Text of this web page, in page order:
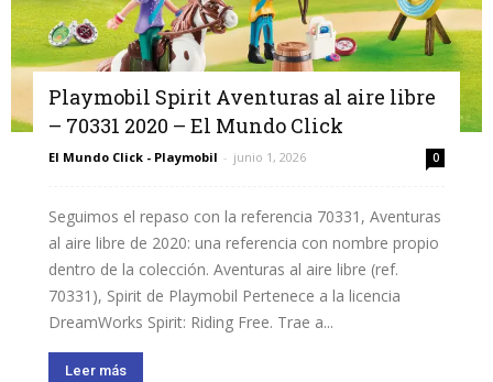
Playmobil Spirit Aventuras al aire libre
– 70331 2020 – El Mundo Click
El Mundo Click - Playmobil - junio 1, 2026 0
Seguimos el repaso con la referencia 70331, Aventuras
al aire libre de 2020: una referencia con nombre propio
dentro de la colección. Aventuras al aire libre (ref.
70331), Spirit de Playmobil Pertenece a la licencia
DreamWorks Spirit: Riding Free. Trae a...
Leer más